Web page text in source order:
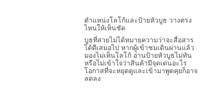
ตำแหน่งโลโก้และป้ายหัวบูธ วางตรง
ไหนให้เห็นชัด
บูธที่สวยไม่ได้หมายความว่าจะสื่อสาร
ได้ดีเสมอไป หากผู้เข้าชมเดินผ่านแล้ว
มองไม่เห็นโลโก้ อ่านป้ายหัวบูธไม่ทัน
หรือไม่เข้าใจว่าสินค้ามีจุดเด่นอะไร
โอกาสที่จะหยุดดูและเข้ามาพูดคุยก็อาจ
ลดลง